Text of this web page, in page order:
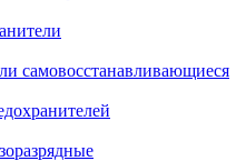
самовосстанавливающиеся